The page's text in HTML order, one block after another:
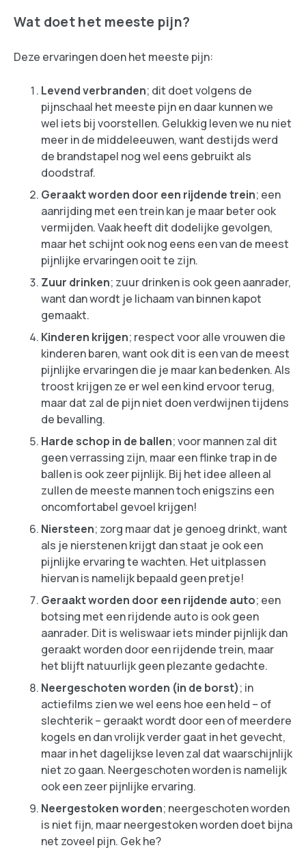
Wat doet het meeste pijn?
Deze ervaringen doen het meeste pijn:
Levend verbranden; dit doet volgens de
pijnschaal het meeste pijn en daar kunnen we
wel iets bij voorstellen. Gelukkig leven we nu niet
meer in de middeleeuwen, want destijds werd
de brandstapel nog wel eens gebruikt als
doodstraf.
Geraakt worden door een rijdende trein; een
aanrijding met een trein kan je maar beter ook
vermijden. Vaak heeft dit dodelijke gevolgen,
maar het schijnt ook nog eens een van de meest
pijnlijke ervaringen ooit te zijn.
Zuur drinken; zuur drinken is ook geen aanrader,
want dan wordt je lichaam van binnen kapot
gemaakt.
Kinderen krijgen; respect voor alle vrouwen die
kinderen baren, want ook dit is een van de meest
pijnlijke ervaringen die je maar kan bedenken. Als
troost krijgen ze er wel een kind ervoor terug,
maar dat zal de pijn niet doen verdwijnen tijdens
de bevalling.
Harde schop in de ballen; voor mannen zal dit
geen verrassing zijn, maar een flinke trap in de
ballen is ook zeer pijnlijk. Bij het idee alleen al
zullen de meeste mannen toch enigszins een
oncomfortabel gevoel krijgen!
Niersteen; zorg maar dat je genoeg drinkt, want
als je nierstenen krijgt dan staat je ook een
pijnlijke ervaring te wachten. Het uitplassen
hiervan is namelijk bepaald geen pretje!
Geraakt worden door een rijdende auto; een
botsing met een rijdende auto is ook geen
aanrader. Dit is weliswaar iets minder pijnlijk dan
geraakt worden door een rijdende trein, maar
het blijft natuurlijk geen plezante gedachte.
Neergeschoten worden (in de borst); in
actiefilms zien we wel eens hoe een held – of
slechterik – geraakt wordt door een of meerdere
kogels en dan vrolijk verder gaat in het gevecht,
maar in het dagelijkse leven zal dat waarschijnlijk
niet zo gaan. Neergeschoten worden is namelijk
ook een zeer pijnlijke ervaring.
Neergestoken worden; neergeschoten worden
is niet fijn, maar neergestoken worden doet bijna
net zoveel pijn. Gek he?